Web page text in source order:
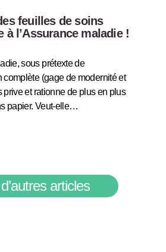
feuilles de soins
à l’Assurance maladie !
sous prétexte de
complète (gage de modernité et
prive et rationne de plus en plus
papier. Veut-elle…
articles